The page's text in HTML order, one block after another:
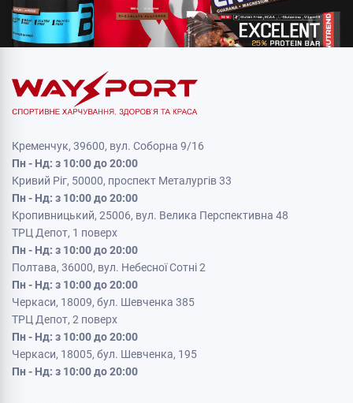
Кременчук, 39600, вул. Соборна 9/16
Пн - Нд: з 10:00 до 20:00
Кривий Ріг, 50000, проспект Металургів 33
Пн - Нд: з 10:00 до 20:00
Кропивницький, 25006, вул. Велика Перспективна 48
ТРЦ Депот, 1 поверх
Пн - Нд: з 10:00 до 20:00
Полтава, 36000, вул. Небесної Сотні 2
Пн - Нд: з 10:00 до 20:00
Черкаси, 18009, бул. Шевченка 385
ТРЦ Депот, 2 поверх
Пн - Нд: з 10:00 до 20:00
Черкаси, 18005, бул. Шевченка, 195
Пн - Нд: з 10:00 до 20:00